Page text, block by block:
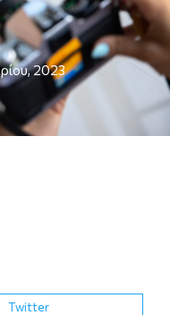
2023
Twitter